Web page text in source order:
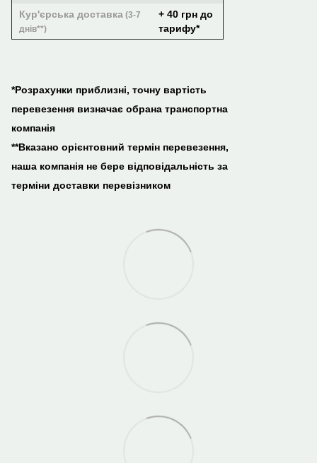
Кур'єрська доставка (3-7
днів**)
+ 40 грн до
тарифу*
*Розрахунки приблизні, точну вартість
перевезення визначає обрана транспортна
компанія
**Вказано орієнтовний термін перевезення,
наша компанія не бере відповідальність за
терміни доставки перевізником